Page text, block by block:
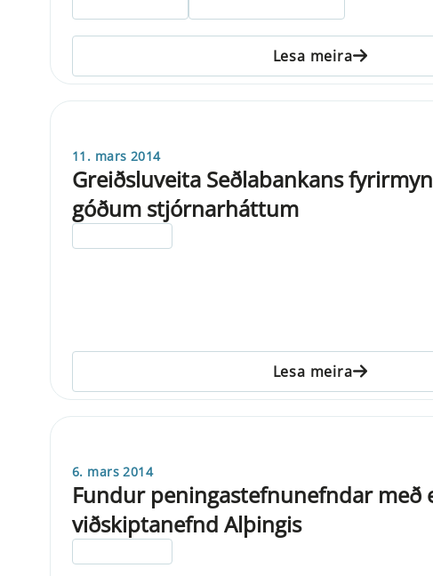
Lesa meira
11. mars 2014
Greiðsluveita Seðlabankans
góðum stjórnarháttum
Lesa meira
6. mars 2014
Fundur peningastefnunefndar með
viðskiptanefnd Alþingis